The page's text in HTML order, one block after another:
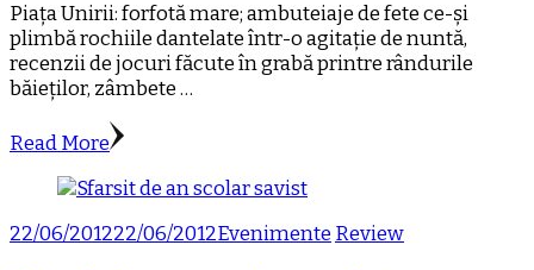
Piața Unirii: forfotă mare; ambuteiaje de fete ce-și
plimbă rochiile dantelate într-o agitație de nuntă,
recenzii de jocuri făcute în grabă printre rândurile
băieților, zâmbete …
Read More
22/06/201222/06/2012Evenimente Review